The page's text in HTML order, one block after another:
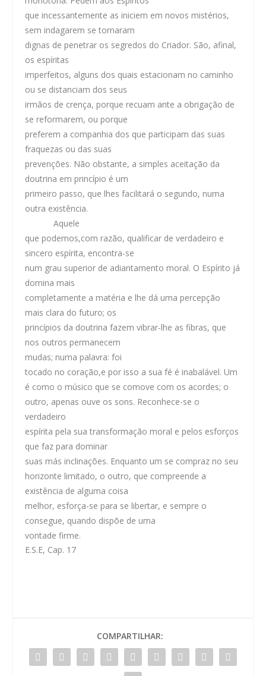
que incessantemente as iniciem em novos mistérios,
sem indagarem se tornaram
dignas de penetrar os segredos do Criador. São, afinal,
os espíritas
imperfeitos, alguns dos quais estacionam no caminho
ou se distanciam dos seus
irmãos de crença, porque recuam ante a obrigação de
se reformarem, ou porque
preferem a companhia dos que participam das suas
fraquezas ou das suas
prevenções. Não obstante, a simples aceitação da
doutrina em princípio é um
primeiro passo, que lhes facilitará o segundo, numa
outra existência.
Aquele
que podemos,com razão, qualificar de verdadeiro e
sincero espírita, encontra-se
num grau superior de adiantamento moral. O Espírito já
domina mais
completamente a matéria e lhe dá uma percepção
mais clara do futuro; os
princípios da doutrina fazem vibrar-lhe as fibras, que
nos outros permanecem
mudas; numa palavra:foi
tocado no coração,e por isso a sua fé é inabalável. Um
é como o músico que se comove com os acordes; o
outro, apenas ouve os sons. Reconhece-se o
verdadeiro
espírita pela sua transformação moral e pelos esforços
que faz para dominar
suas más inclinações. Enquanto um se compraz no seu
horizonte limitado, o outro, que compreende a
existência de alguma coisa
melhor, esforça-se para se libertar, e sempre o
consegue, quando dispõe de uma
vontade firme.
E.S.E, Cap. 17
COMPARTILHAR: